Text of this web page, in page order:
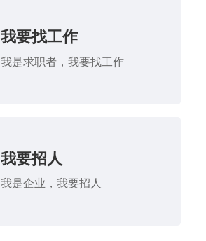
我要找工作
我是求职者，我要找工作
我要招人
我是企业，我要招人